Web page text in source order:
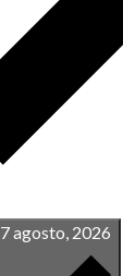
7 agosto, 2026